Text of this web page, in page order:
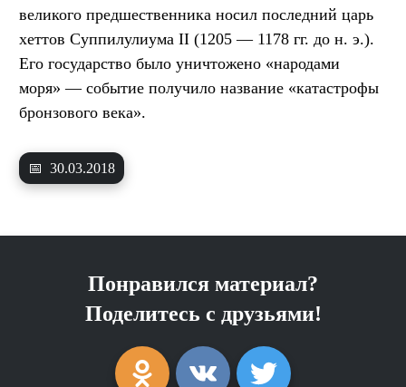
великого предшественника носил последний царь
хеттов Суппилулиума II (1205 — 1178 гг. до н. э.).
Его государство было уничтожено «народами
моря» — событие получило название «катастрофы
бронзового века».
📅 30.03.2018
Понравился материал?
Поделитесь с друзьями!